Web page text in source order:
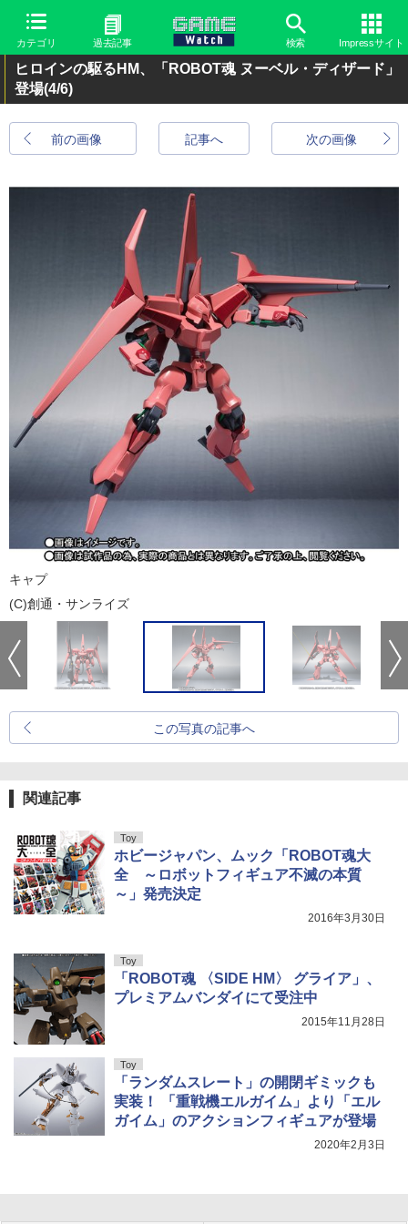
カテゴリ 過去記事 検索 Impressサイト
ヒロインの駆るHM、「ROBOT魂 ヌーベル・ディザード」
登場(4/6)
前の画像 次の画像
記事へ
キャプ
(C)創通・サンライズ
この写真の記事へ
関連記事
Toy
ホビージャパン、ムック「ROBOT魂大
全 ～ロボットフィギュア不滅の本質
～」発売決定
2016年3月30日
Toy
「ROBOT魂 〈SIDE HM〉 グライア」、
プレミアムバンダイにて受注中
2015年11月28日
Toy
「ランダムスレート」の開閉ギミックも
実装！ 「重戦機エルガイム」より「エル
ガイム」のアクションフィギュアが登場
2020年2月3日